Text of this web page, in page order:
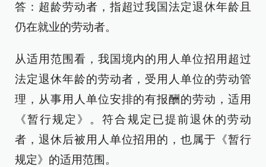
答：超龄劳动者，指超过我国法定退休年龄且
仍在就业的劳动者。
从适用范围看，我国境内的用人单位招用超过
法定退休年龄的劳动者，受用人单位的劳动管
理，从事用人单位安排的有报酬的劳动，适用
《暂行规定》。符合规定已提前退休的劳动
者，退休后被用人单位招用的，也属于《暂行
规定》的适用范围。